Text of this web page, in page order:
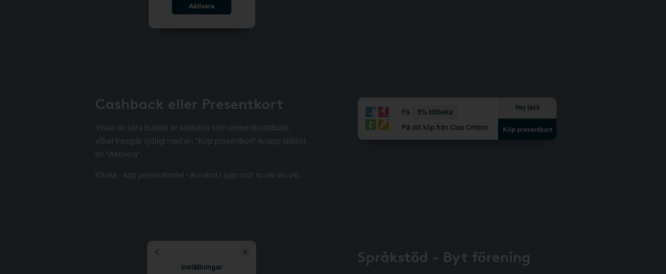
Cashback eller Presentkort
Vissa av våra butiker är anslutna som presentkortsbutik,
vilket framgår tydligt med en "Köp presentkort"-knapp istället
för "Aktivera".
Klicka - köp presentkortet - Använd i lugn och ro när du vill.
Språkstöd - Byt förening